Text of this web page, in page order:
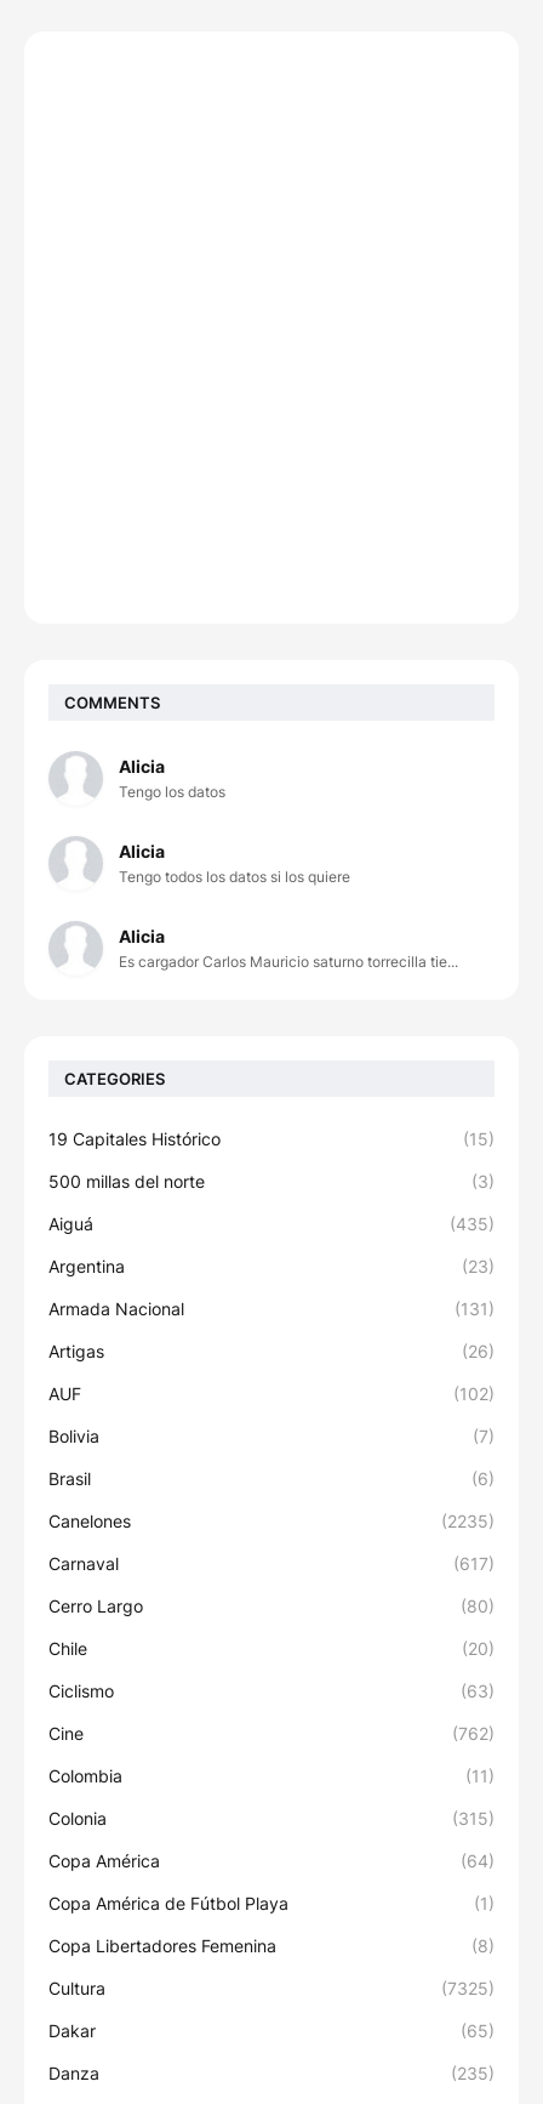
COMMENTS
Alicia
Tengo los datos
Alicia
Tengo todos los datos si los quiere
Alicia
Es cargador Carlos Mauricio saturno torrecilla tie...
CATEGORIES
19 Capitales Histórico (15)
500 millas del norte (3)
Aiguá (435)
Argentina (23)
Armada Nacional (131)
Artigas (26)
AUF (102)
Bolivia (7)
Brasil (6)
Canelones (2235)
Carnaval (617)
Cerro Largo (80)
Chile (20)
Ciclismo (63)
Cine (762)
Colombia (11)
Colonia (315)
Copa América (64)
Copa América de Fútbol Playa (1)
Copa Libertadores Femenina (8)
Cultura (7325)
Dakar (65)
Danza (235)